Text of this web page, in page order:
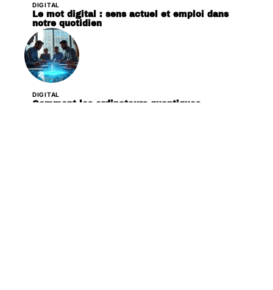
DIGITAL
Le mot digital : sens actuel et emploi dans
notre quotidien
DIGITAL
Comment les ordinateurs quantiques